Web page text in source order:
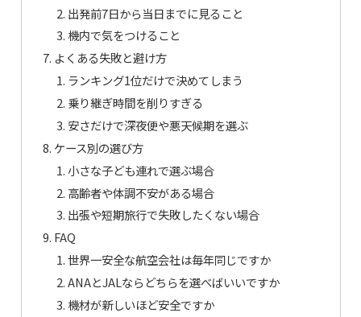
出発前7日から当日までに見ること
機内で気をつけること
よくある失敗と避け方
ランキング1位だけで決めてしまう
乗り継ぎ時間を削りすぎる
安さだけで深夜便や悪天候期を選ぶ
ケース別の選び方
小さな子ども連れで選ぶ場合
高齢者や体調不安がある場合
出張や短期旅行で失敗したくない場合
FAQ
世界一安全な航空会社は毎年同じですか
ANAとJALならどちらを選べばいいですか
機材が新しいほど安全ですか